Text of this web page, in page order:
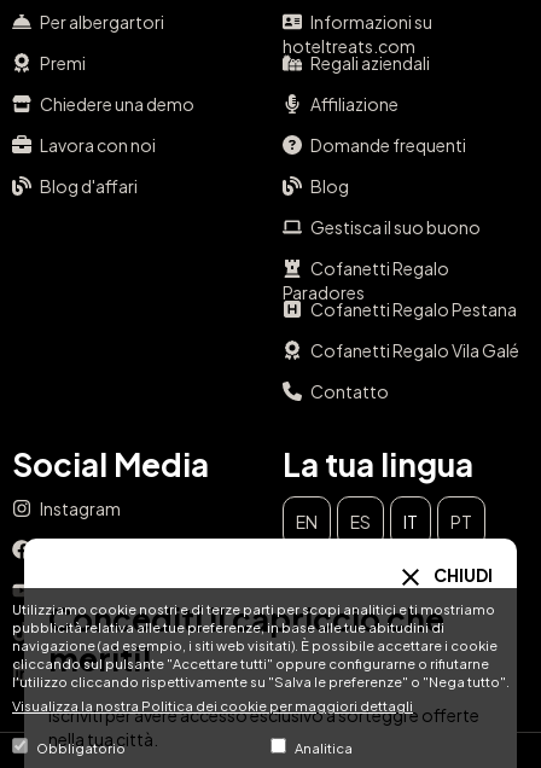
Utilizziamo cookie nostri e di terze parti per scopi analitici e ti mostriamo
pubblicità relativa alle tue preferenze, in base alle tue abitudini di
navigazione (ad esempio, i siti web visitati). È possibile accettare i cookie
cliccando sul pulsante "Accettare tutti" oppure configurarne o rifiutarne
l'utilizzo cliccando rispettivamente su "Salva le preferenze" o "Nega tutto".
Visualizza la nostra Politica dei cookie per maggiori dettagli
Obbligatorio Analitica
Per albergartori
Premi
Chiedere una demo
Lavora con noi
Blog d'affari
Informazioni su
hoteltreats.com
Regali aziendali
Affiliazione
Domande frequenti
Blog
Gestisca il suo buono
Cofanetti Regalo
Paradores
Cofanetti Regalo Pestana
Cofanetti Regalo Vila Galé
Contatto
Social Media
Instagram
YouTube
TikTok
LinkedIn
La tua lingua
EN ES IT PT
NL CHIUDI
Concediti il capriccio che
meriti!
Iscriviti per avere accesso esclusivo a sorteggi e offerte
nella tua città.